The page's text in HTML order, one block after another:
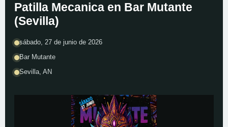
Patilla Mecanica en Bar Mutante
(Sevilla)
sábado, 27 de junio de 2026
Bar Mutante
Sevilla, AN